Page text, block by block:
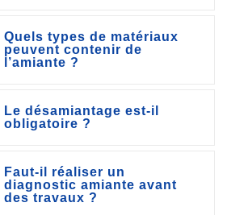
Quels types de matériaux
peuvent contenir de
l’amiante ?
Le désamiantage est-il
obligatoire ?
Faut-il réaliser un
diagnostic amiante avant
des travaux ?